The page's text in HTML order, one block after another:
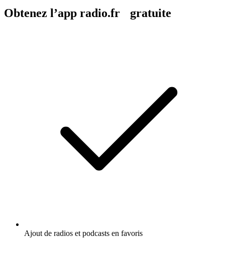
Obtenez l’app radio.fr gratuite
Ajout de radios et podcasts en favoris